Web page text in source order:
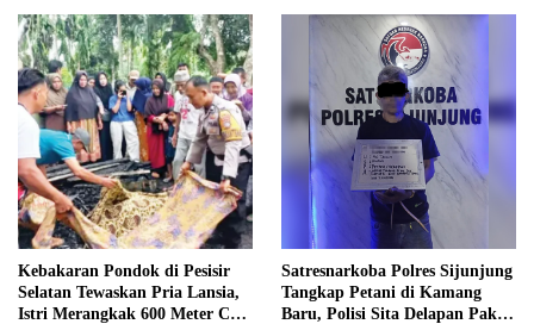
Kebakaran Pondok di Pesisir
Selatan Tewaskan Pria Lansia,
Istri Merangkak 600 Meter Cari
Satresnarkoba Polres Sijunjung
Tangkap Petani di Kamang
Baru, Polisi Sita Delapan Paket